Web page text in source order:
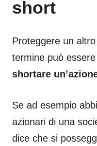
short
Proteggere un
termine può
shortare
Se ad esempio
azionari di una
dice che si